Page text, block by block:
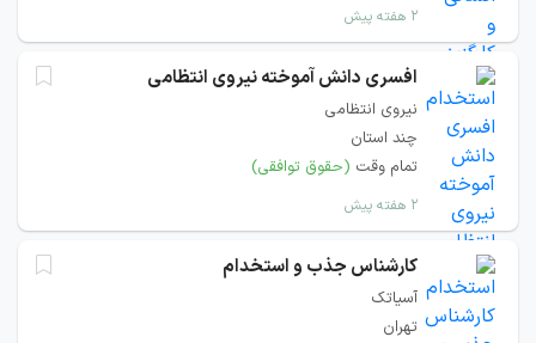
۲ هفته پیش
افسری دانش آموخته نیروی انتظامی
نیروی انتظامی
چند استان
تمام وقت (حقوق توافقی)
۲ هفته پیش
کارشناس جذب و استخدام
آسیاتک
تهران